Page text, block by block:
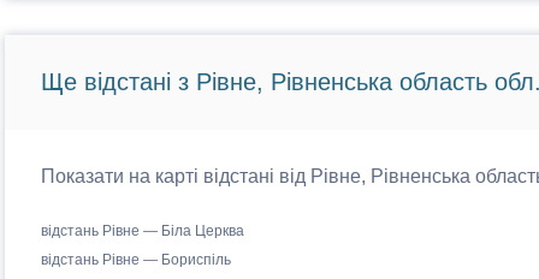
Ще відстані з Рівне, Рівненська область
Показати на карті відстані від Рівне, Рівненська
відстань Рівне — Біла Церква
відстань Рівне — Бориспіль